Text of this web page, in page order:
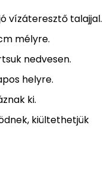
vízáteresztő talajjal.
mélyre.
nedvesen.
helyre.
ki.
kiültethetjük